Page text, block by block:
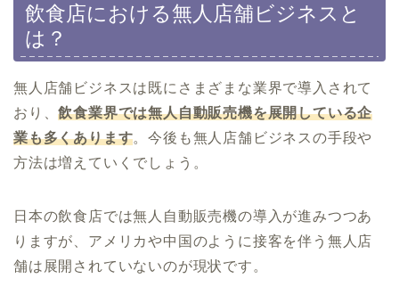
飲食店における無人店舗ビジネスと
は？
無人店舗ビジネスは既にさまざまな業界で導入されて
おり、飲食業界では無人自動販売機を展開している企
業も多くあります。今後も無人店舗ビジネスの手段や
方法は増えていくでしょう。
日本の飲食店では無人自動販売機の導入が進みつつあ
りますが、アメリカや中国のように接客を伴う無人店
舗は展開されていないのが現状です。